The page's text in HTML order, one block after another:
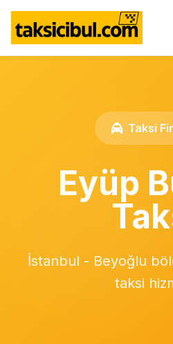
Taksi
Eyüp
İstanbul - Beyoğlu
taksi